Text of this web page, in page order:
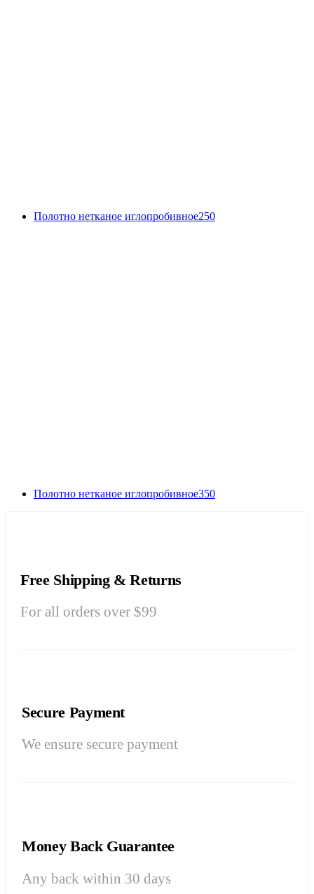
Полотно нетканое иглопробивное250
Полотно нетканое иглопробивное350
Free Shipping & Returns
For all orders over $99
Secure Payment
We ensure secure payment
Money Back Guarantee
Any back within 30 days